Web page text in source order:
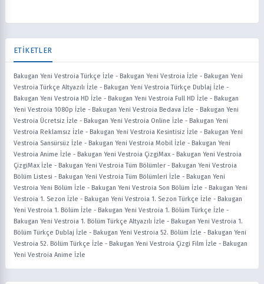
ETİKETLER
Bakugan Yeni Vestroia Türkçe İzle - Bakugan Yeni Vestroia İzle - Bakugan Yeni
Vestroia Türkçe Altyazılı İzle - Bakugan Yeni Vestroia Türkçe Dublaj İzle -
Bakugan Yeni Vestroia HD İzle - Bakugan Yeni Vestroia Full HD İzle - Bakugan
Yeni Vestroia 1080p İzle - Bakugan Yeni Vestroia Bedava İzle - Bakugan Yeni
Vestroia Ücretsiz İzle - Bakugan Yeni Vestroia Online İzle - Bakugan Yeni
Vestroia Reklamsız İzle - Bakugan Yeni Vestroia Kesintisiz İzle - Bakugan Yeni
Vestroia Sansürsüz İzle - Bakugan Yeni Vestroia Mobil İzle - Bakugan Yeni
Vestroia Anime İzle - Bakugan Yeni Vestroia ÇizgiMax - Bakugan Yeni Vestroia
ÇizgiMax İzle - Bakugan Yeni Vestroia Tüm Bölümler - Bakugan Yeni Vestroia
Bölüm Listesi - Bakugan Yeni Vestroia Tüm Bölümleri İzle - Bakugan Yeni
Vestroia Yeni Bölüm İzle - Bakugan Yeni Vestroia Son Bölüm İzle - Bakugan Yeni
Vestroia 1. Sezon İzle - Bakugan Yeni Vestroia 1. Sezon Türkçe İzle - Bakugan
Yeni Vestroia 1. Bölüm İzle - Bakugan Yeni Vestroia 1. Bölüm Türkçe İzle -
Bakugan Yeni Vestroia 1. Bölüm Türkçe Altyazılı İzle - Bakugan Yeni Vestroia 1.
Bölüm Türkçe Dublaj İzle - Bakugan Yeni Vestroia 52. Bölüm İzle - Bakugan Yeni
Vestroia 52. Bölüm Türkçe İzle - Bakugan Yeni Vestroia Çizgi Film İzle - Bakugan
Yeni Vestroia Anime İzle